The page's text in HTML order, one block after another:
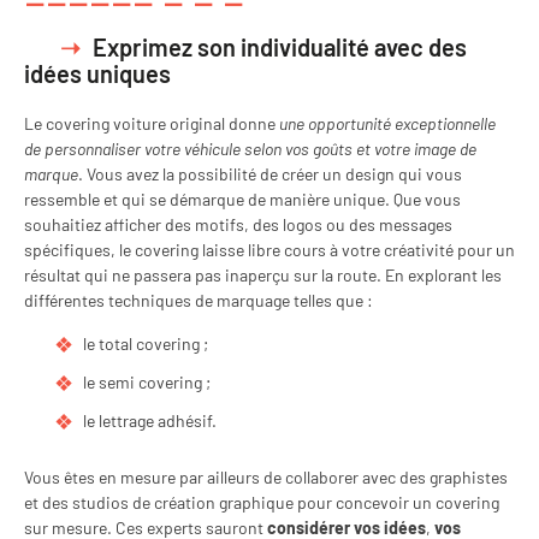
Exprimez son individualité avec des
idées uniques
Le covering voiture original donne une opportunité exceptionnelle
de personnaliser votre véhicule selon vos goûts et votre image de
marque. Vous avez la possibilité de créer un design qui vous
ressemble et qui se démarque de manière unique. Que vous
souhaitiez afficher des motifs, des logos ou des messages
spécifiques, le covering laisse libre cours à votre créativité pour un
résultat qui ne passera pas inaperçu sur la route. En explorant les
différentes techniques de marquage telles que :
le total covering ;
le semi covering ;
le lettrage adhésif.
Vous êtes en mesure par ailleurs de collaborer avec des graphistes
et des studios de création graphique pour concevoir un covering
sur mesure. Ces experts saurontconsidérer vos idées, vos